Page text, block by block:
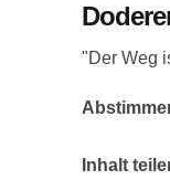
"Der Weg
Inhalt